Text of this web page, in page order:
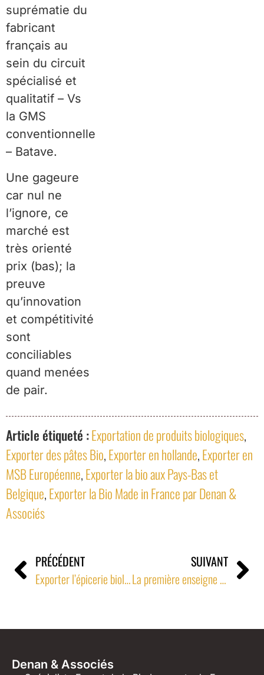
suprématie du
fabricant
français au
sein du circuit
spécialisé et
qualitatif – Vs
la GMS
conventionnelle
– Batave.
Une gageure
car nul ne
l’ignore, ce
marché est
très orienté
prix (bas); la
preuve
qu’innovation
et compétitivité
sont
conciliables
quand menées
de pair.
Article étiqueté :Exportation de produits biologiques,
Exporter des pâtes Bio,Exporter en hollande,Exporter en
MSB Européenne,Exporter la bio aux Pays-Bas et
Belgique,Exporter la Bio Made in France par Denan &
Associés
PRÉCÉDENT
Exporter l’épicerie biologique de France : en GMS Irlandaise, la Bolognese Vegan provençale fait le buzz
SUIVANT
La première enseigne MSB Portugaise référence le Bio de France
Denan & Associés